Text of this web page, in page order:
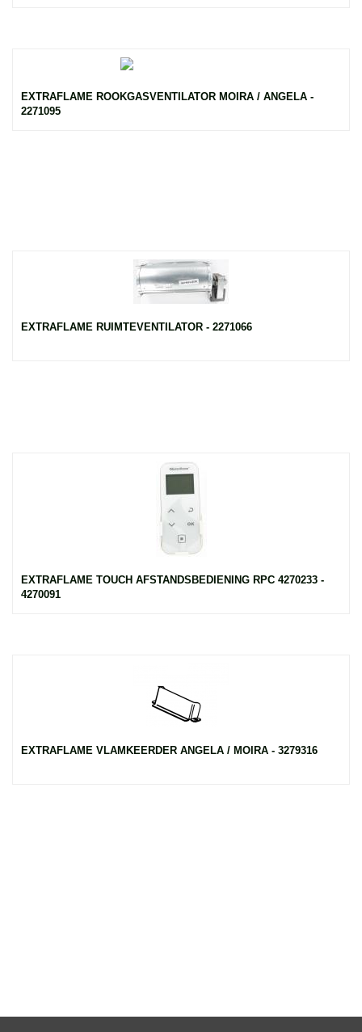
EXTRAFLAME ROOKGASVENTILATOR MOIRA / ANGELA -
2271095
EXTRAFLAME RUIMTEVENTILATOR - 2271066
EXTRAFLAME TOUCH AFSTANDSBEDIENING RPC 4270233 -
4270091
EXTRAFLAME VLAMKEERDER ANGELA / MOIRA - 3279316